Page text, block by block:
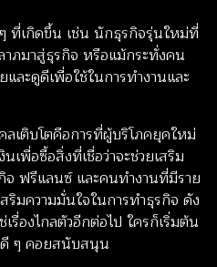
ที่เกิดขึ้น เช่น นักธุรกิจรุ่นใหม่ที่
าภมาสู่ธุรกิจ หรือแม้กระทั่งคน
ละดูดีเพื่อใช้ในการทำงานและ
เติบโตคือการที่ผู้บริโภคยุคใหม่
เพื่อซื้อสิ่งที่เชื่อว่าจะช่วยเสริม
จ ฟรีแลนซ์ และคนทำงานที่มีราย
ริมความมั่นใจในการทำธุรกิจ ดัง
รื่องไกลตัวอีกต่อไป ใครก็เริ่มต้น
ๆ คอยสนับสนุน